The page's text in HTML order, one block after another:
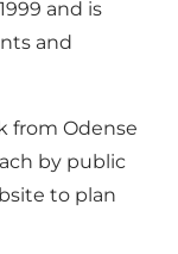
and is
and
from Odense
by public
to plan